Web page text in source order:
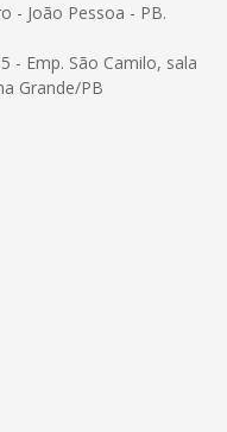
- João Pessoa - PB.
- Emp. São Camilo, sala
Grande/PB